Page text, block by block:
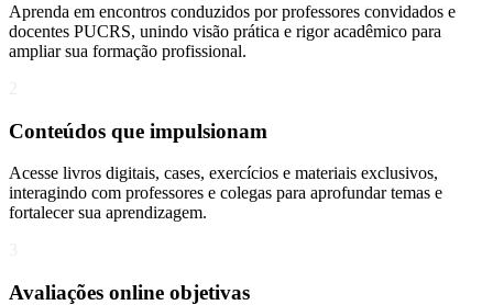
Aprenda em encontros conduzidos por professores convidados e
docentes PUCRS, unindo visão prática e rigor acadêmico para
ampliar sua formação profissional.
Conteúdos que impulsionam
Acesse livros digitais, cases, exercícios e materiais exclusivos,
interagindo com professores e colegas para aprofundar temas e
fortalecer sua aprendizagem.
Avaliações online objetivas